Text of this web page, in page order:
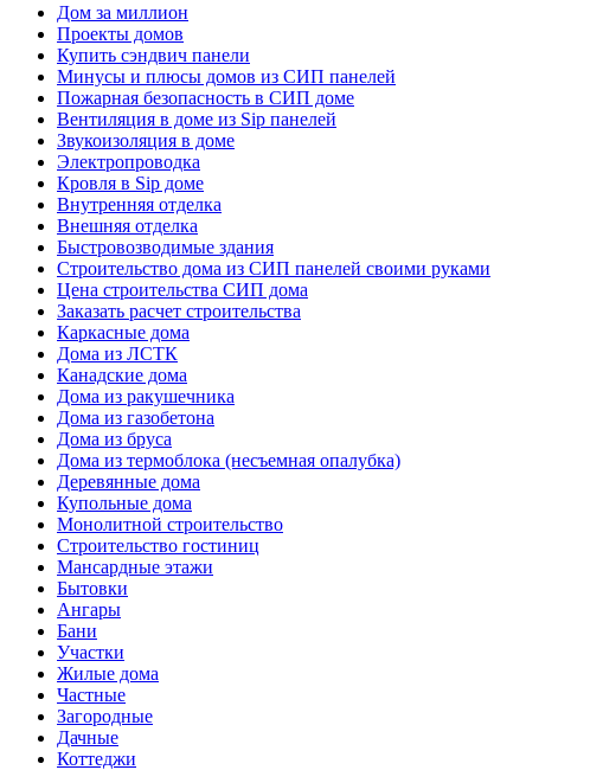
Дом за миллион
Проекты домов
Купить сэндвич панели
Минусы и плюсы домов из СИП панелей
Пожарная безопасность в СИП доме
Вентиляция в доме из Sip панелей
Звукоизоляция в доме
Электропроводка
Кровля в Sip доме
Внутренняя отделка
Внешняя отделка
Быстровозводимые здания
Строительство дома из СИП панелей своими руками
Цена строительства СИП дома
Заказать расчет строительства
Каркасные дома
Дома из ЛСТК
Канадские дома
Дома из ракушечника
Дома из газобетона
Дома из бруса
Дома из термоблока (несъемная опалубка)
Деревянные дома
Купольные дома
Монолитной строительство
Строительство гостиниц
Мансардные этажи
Бытовки
Ангары
Бани
Участки
Жилые дома
Частные
Загородные
Дачные
Коттеджи